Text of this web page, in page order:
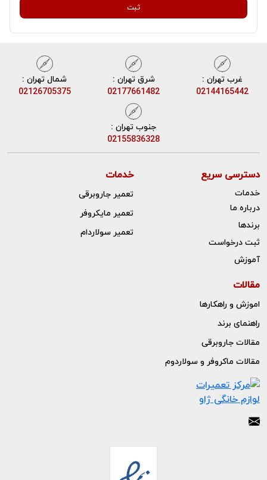
ثبت
غرب تهران :
02144165442
شرق تهران :
02177661482
شمال تهران :
02126705375
جنوب تهران :
02155836328
دسترسی سریع
خدمات
درباره ما
برندها
ثبت درخواست
آموزش
خدمات
تعمیر جاروبرقی
تعمیر مایکروفر
تعمیر سولاردام
مقالات
اموزش و راهکارها
راهنمای برند
مقالات جاروبرقی
مقالات ماکروفر و سولاردوم